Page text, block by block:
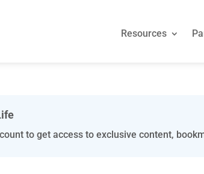
Resources
to get access to exclusive content,